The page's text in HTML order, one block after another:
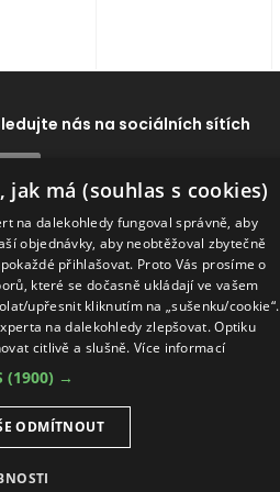
nás na sociálních sítích
má (souhlas s cookies)
na dalekohledy fungoval správně, aby
objednávky, aby neobtěžoval zbytečně
přihlašovat. Proto Vás prosíme o
které se dočasně ukládají ve vašem
upřesnit kliknutím na „sušenku/cookie“.
na dalekohledy zlepšovat. Optiku
citlivě a slušně.Více informací
(1900) →
ODMÍTNOUT